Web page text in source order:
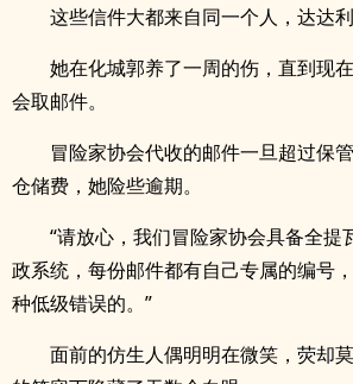
这些信件大都来自同一个人，达达利
她在化城郭养了一周的伤，直到现
会取邮件。
冒险家协会代收的邮件一旦超过保
仓储费，她险些逾期。
“请放心，我们冒险家协会具备全提
政系统，每份邮件都有自己专属的编号
种低级错误的。”
面前的仿生人偶明明在微笑，荧却